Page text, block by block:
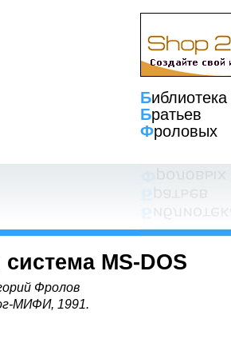
Библиотека
Братьев
Фроловых
MS-DOS
Фролов
МИФИ, 1991.